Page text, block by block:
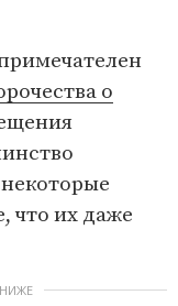
о
что их даже